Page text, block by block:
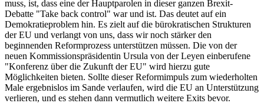
muss, ist, dass eine der Hauptparolen in dieser ganzen Brexit-
Debatte "Take back control" war und ist. Das deutet auf ein
Demokratieproblem hin. Es zielt auf die bürokratischen Strukturen
der EU und verlangt von uns, dass wir noch stärker den
beginnenden Reformprozess unterstützen müssen. Die von der
neuen Kommissionspräsidentin Ursula von der Leyen einberufene
"Konferenz über die Zukunft der EU" wird hierzu gute
Möglichkeiten bieten. Sollte dieser Reformimpuls zum wiederholten
Male ergebnislos im Sande verlaufen, wird die EU an Unterstützung
verlieren, und es stehen dann vermutlich weitere Exits bevor.